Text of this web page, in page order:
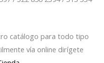
catálogo para todo tipo
vía online dirígete